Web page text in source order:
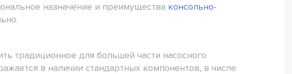
назначение и преимущества консольно-
традиционное для большей части насосного
в наличии стандартных компонентов, в числе